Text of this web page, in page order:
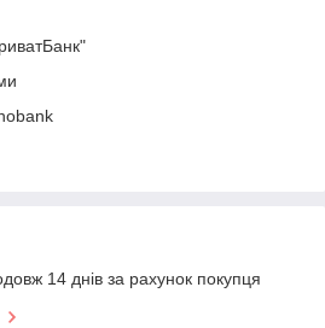
14 днів за рахунок покупця